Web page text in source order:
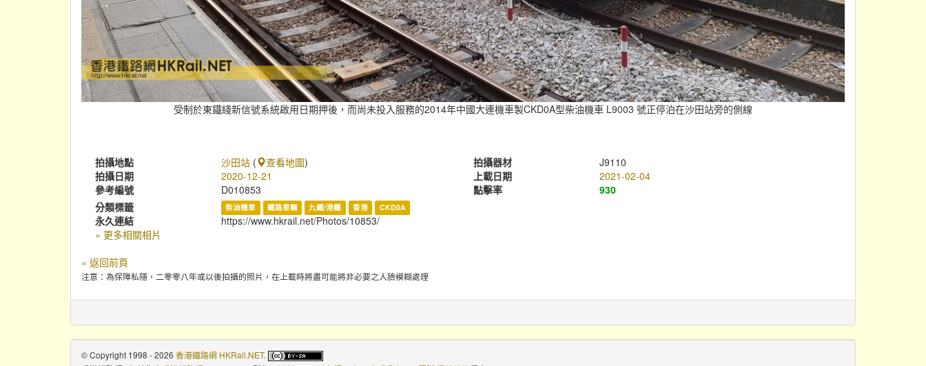
受制於東鐵綫新信號系統啟用日期押後，而尚未投入服務的2014年中國大連機車製CKD0A型柴油機車 L9003 號正停泊在沙田站旁的側線
拍攝地點 沙田站 ( 查看地圖) 拍攝器材
J9110
拍攝日期
2020-12-21 上載日期
2021-02-04
參考編號
D010853 點擊率
930
分類標籤
柴油機車 鐵路車輛 九鐵/港鐵 香港 CKD0A
永久連結
https://www.hkrail.net/Photos/10853/
» 更多相關相片
« 返回前頁
注意：為保障私隱，二零零八年或以後拍攝的照片，在上載時將盡可能將非必要之人臉模糊處理
© Copyright 1998 - 2026 香港鐵路網 HKRail.NET.